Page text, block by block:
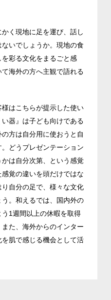
く現地に足を運び、話し
いでしょうか。現地の食
彩る文化をまるごと感
海外の方へ主観で語れる
はこちらが提示した使い
器』は子ども向けである
方は自分用に使おうと自
どうプレゼンテーション
は自分次第、という感覚
覚の違いを頭だけではな
自分の足で、様々な文化
。和えるでは、国内外の
1週間以上の休暇を取得
た、海外からのインター
肌で感じる機会として活